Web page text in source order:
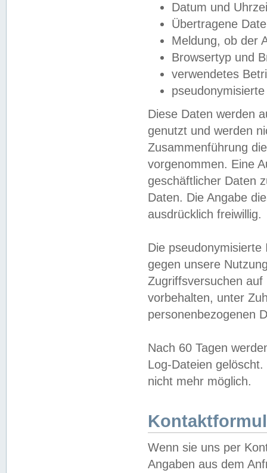
Datum und
Übertragene
Meldung, ob der
Browsertyp und
verwendetes
Diese Daten werden
genutzt und werden
Zusammenführung
vorgenommen. Eine
geschäftlicher Daten
Daten. Die Angabe
ausdrücklich freiwillig.
Die
gegen unsere
Zugriffsversuchen
vorbehalten, unter
personenbezogenen
Nach 60 Tagen
Log-Dateien
nicht mehr möglich.
Wenn sie uns per
Angaben aus dem